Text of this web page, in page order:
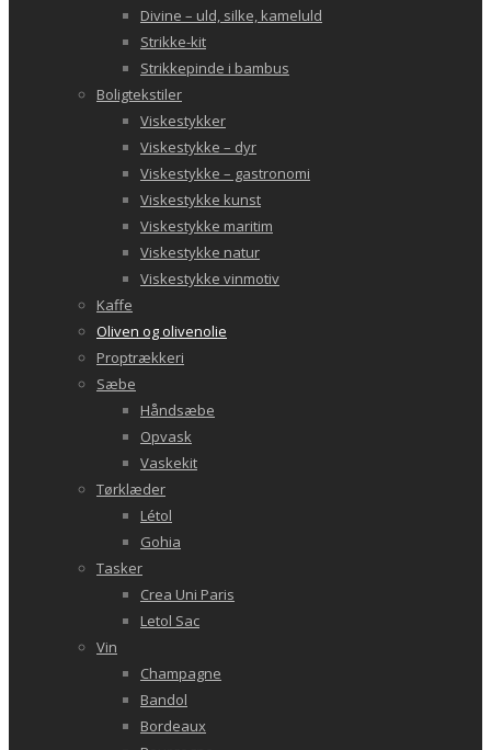
Divine – uld, silke, kameluld
Strikke-kit
Strikkepinde i bambus
Boligtekstiler
Viskestykker
Viskestykke – dyr
Viskestykke – gastronomi
Viskestykke kunst
Viskestykke maritim
Viskestykke natur
Viskestykke vinmotiv
Kaffe
Oliven og olivenolie
Proptrækkeri
Sæbe
Håndsæbe
Opvask
Vaskekit
Tørklæder
Létol
Gohia
Tasker
Crea Uni Paris
Letol Sac
Vin
Champagne
Bandol
Bordeaux